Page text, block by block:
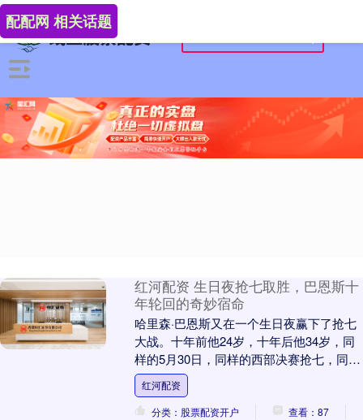
配配网 相关话题
红河配资 生日夜抢七取胜，巴恩斯十
年轮回的奇妙宿命
哈里森·巴恩斯又在一个生日夜赢下了抢七
大战。十年前他24岁，十年后他34岁，同
样的5月30日，同样的西部决赛抢七，同样
的晋级总决赛。马刺在客场以111比103
击....
红河配资
分类：股票配资开户
查看：87